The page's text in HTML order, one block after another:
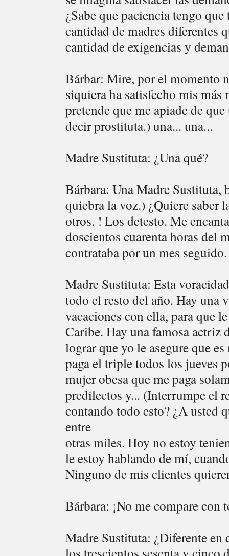
¿Sabe que paciencia tengo
cantidad de madres diferentes
cantidad de exigencias y
Bárbar: Mire, por el momento
siquiera ha satisfecho mis
pretende que me apiade de
decir prostituta.) una... una...
Madre Sustituta: ¿Una qué?
Bárbara: Una Madre Sustituta,
quiebra la voz.) ¿Quiere saber
otros. ! Los detesto. Me
doscientos cuarenta horas del
contrataba por un mes seguido.
Madre Sustituta: Esta
todo el resto del año. Hay una
vacaciones con ella, para que
Caribe. Hay una famosa actriz
lograr que yo le asegure que
paga el triple todos los jueves
mujer obesa que me paga
predilectos y... (Interrumpe el
contando todo esto? ¿A usted
entre
otras miles. Hoy no estoy
le estoy hablando de mí,
Ninguno de mis clientes
Bárbara: ¡No me compare
Madre Sustituta: ¿Diferente